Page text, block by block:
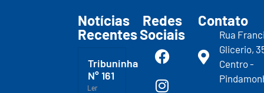
Notícias
Recentes
Tribuninha
N° 161
Ler
Redes
Sociais
Contato
Rua
Glicerio,
Centro -